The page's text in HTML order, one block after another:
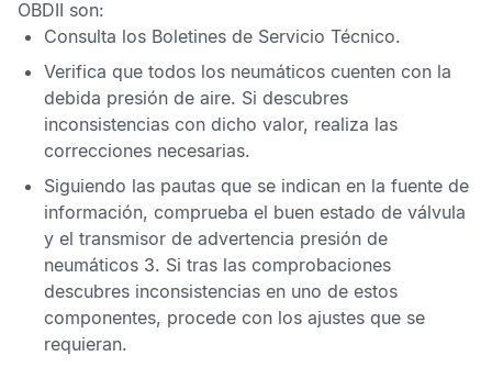
OBDII son:
Consulta los Boletines de Servicio Técnico.
Verifica que todos los neumáticos cuenten con la
debida presión de aire. Si descubres
inconsistencias con dicho valor, realiza las
correcciones necesarias.
Siguiendo las pautas que se indican en la fuente de
información, comprueba el buen estado de válvula
y el transmisor de advertencia presión de
neumáticos 3. Si tras las comprobaciones
descubres inconsistencias en uno de estos
componentes, procede con los ajustes que se
requieran.